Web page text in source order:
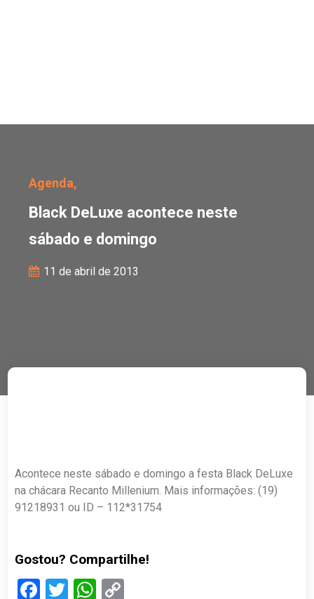
Agenda,
Black DeLuxe acontece neste
sábado e domingo
11 de abril de 2013
Acontece neste sábado e domingo a festa Black DeLuxe
na chácara Recanto Millenium. Mais informações: (19)
91218931 ou ID – 112*31754
Gostou? Compartilhe!
Facebook
TwitterWhatsApp